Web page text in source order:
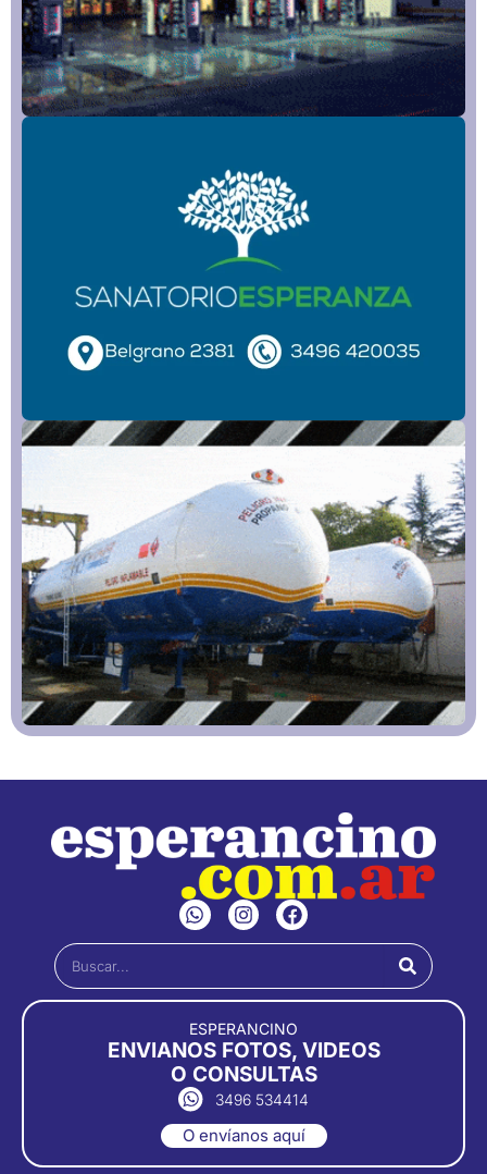
W
h
a
s
a
p
p
I
n
s
a
g
r
a
m
F
a
c
b
o
o
k
Buscar
ESPERANCINO
ENVIANOS FOTOS, VIDEOS
O CONSULTAS
3496 534414
O envíanos aquí